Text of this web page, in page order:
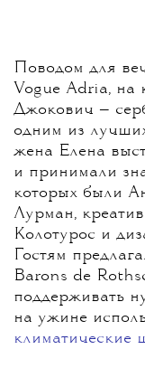
Поводом для
Vogue Adria, на
Джокович —
одним из
жена Елена
и принимали
которых были
Лурман,
Колотурос и
Гостям
Barons de
поддерживать
на ужине
климатические